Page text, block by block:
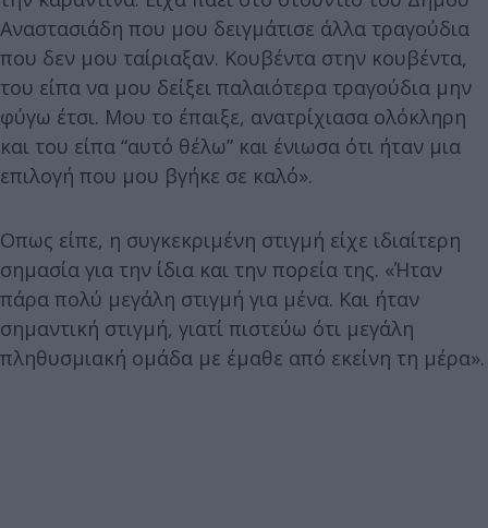
Αναστασιάδη που μου δειγμάτισε άλλα τραγούδια
που δεν μου ταίριαξαν. Κουβέντα στην κουβέντα,
του είπα να μου δείξει παλαιότερα τραγούδια μην
φύγω έτσι. Μου το έπαιξε, ανατρίχιασα ολόκληρη
και του είπα “αυτό θέλω” και ένιωσα ότι ήταν μια
επιλογή που μου βγήκε σε καλό».
Οπως είπε, η συγκεκριμένη στιγμή είχε ιδιαίτερη
σημασία για την ίδια και την πορεία της. «Ήταν
πάρα πολύ μεγάλη στιγμή για μένα. Και ήταν
σημαντική στιγμή, γιατί πιστεύω ότι μεγάλη
πληθυσμιακή ομάδα με έμαθε από εκείνη τη μέρα».